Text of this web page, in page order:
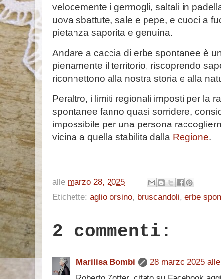
velocemente i germogli, saltali in
uova sbattute, sale e pepe, e cuoci a
pietanza saporita e genuina.
Andare a caccia di erbe spontanee è
pienamente il territorio, riscoprendo
riconnettono alla nostra storia e alla
Peraltro, i limiti regionali imposti per la
spontanee fanno quasi sorridere,
impossibile per una persona
vicina a quella stabilita dalla Regione.
alle marzo 28, 2025
Etichette: aglio orsino, bruscandoli, erbe
2 commenti:
Marilisa Bombi
28 marzo 2025